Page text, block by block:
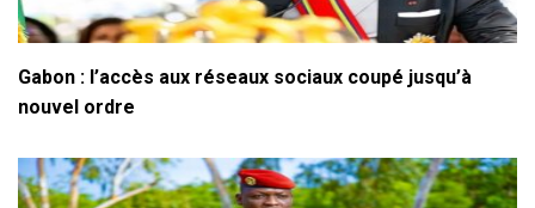
Gabon : l’accès aux réseaux sociaux coupé jusqu’à
nouvel ordre